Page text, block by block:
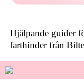
Hjälpande guider
farthinder från